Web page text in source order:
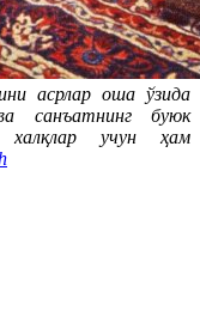
асрлар оша ўзида
санъатнинг буюк
халқлар учун ҳам